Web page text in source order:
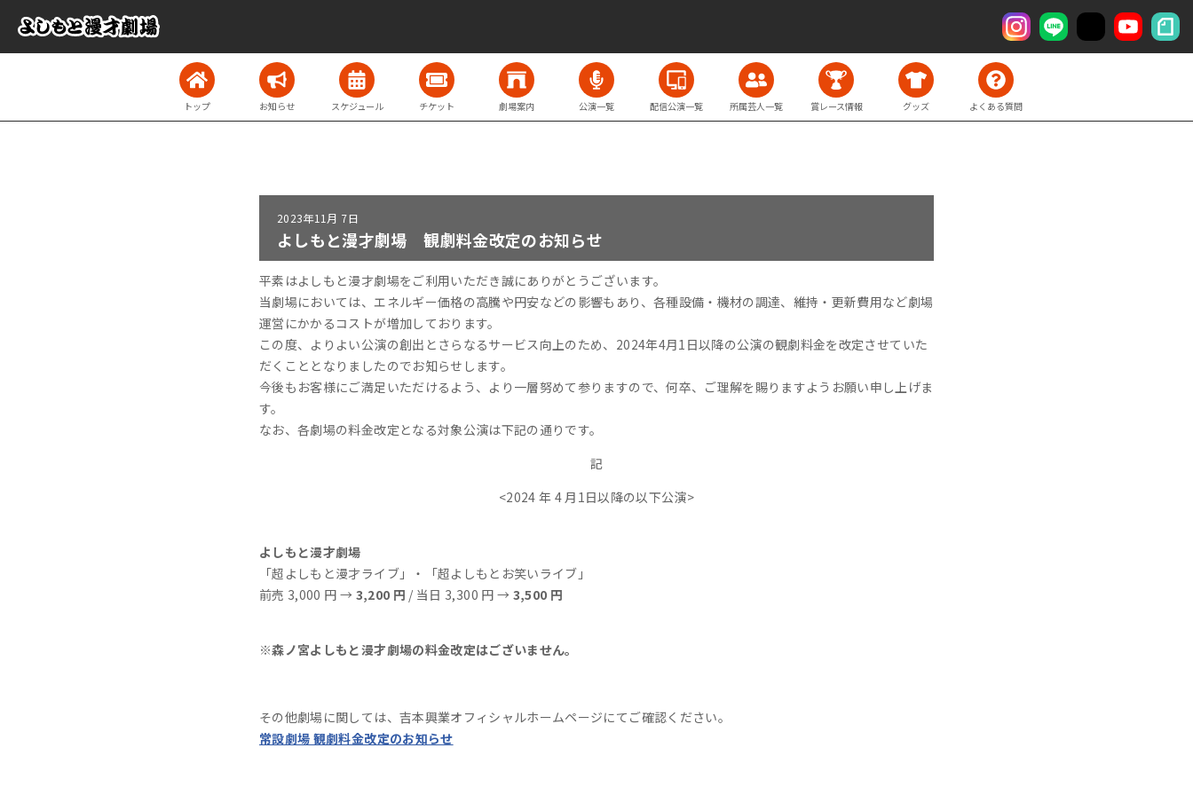
トップ お知らせ スケジュール チケット 劇場案内 公演一覧 配信公演一覧 所属芸人一覧 賞レース情報 グッズ よくある質問
2023年11月 7日
よしもと漫才劇場 観劇料金改定のお知らせ
平素はよしもと漫才劇場をご利用いただき誠にありがとうございます。
当劇場においては、エネルギー価格の高騰や円安などの影響もあり、各種設備・機材の調達、維持・更新費用など劇場
運営にかかるコストが増加しております。
この度、よりよい公演の創出とさらなるサービス向上のため、2024年4月1日以降の公演の観劇料金を改定させていた
だくこととなりましたのでお知らせします。
今後もお客様にご満足いただけるよう、より一層努めて参りますので、何卒、ご理解を賜りますようお願い申し上げま
す。
なお、各劇場の料金改定となる対象公演は下記の通りです。
記
<2024 年 4 月1日以降の以下公演>
よしもと漫才劇場
「超よしもと漫才ライブ」・「超よしもとお笑いライブ」
前売 3,000 円 → 3,200 円 / 当日 3,300 円 → 3,500 円
※森ノ宮よしもと漫才劇場の料金改定はございません。
その他劇場に関しては、吉本興業オフィシャルホームページにてご確認ください。
常設劇場 観劇料金改定のお知らせ